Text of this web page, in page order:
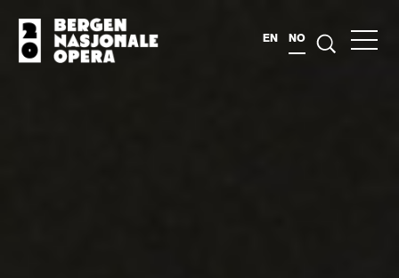
EN NO